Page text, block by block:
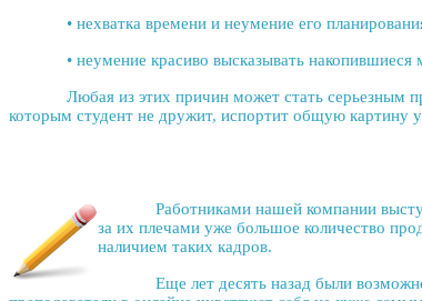
• нехватка времени и неумение его
• неумение красиво высказывать накопившиеся
Любая из этих причин может стать серьезным
которым студент не дружит, испортит общую картину
Работниками нашей компании
за их плечами уже большое количество
наличием таких кадров.
Еще лет десять назад были возможности